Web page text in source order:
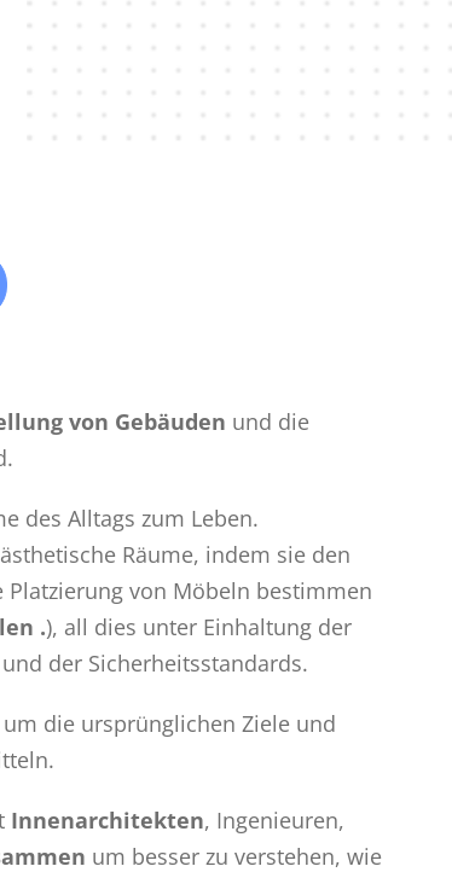
von Gebäuden und die
des Alltags zum Leben.
Räume, indem sie den
von Möbeln bestimmen
.), all dies unter Einhaltung der
der Sicherheitsstandards.
die ursprünglichen Ziele und
Innenarchitekten, Ingenieuren,
um besser zu verstehen, wie